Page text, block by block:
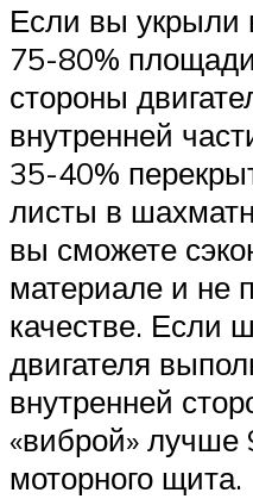
Если вы укрыли
75-80%
стороны
внутренней
35-40%
листы в
вы сможете
материале и не
качестве. Если
двигателя
внутренней
«виброй»
моторного щита.